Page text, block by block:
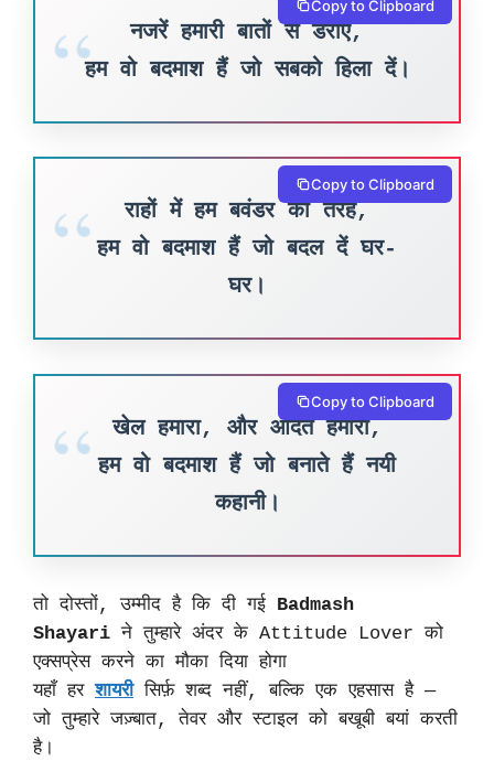
नजरें हमारी बातों से डराएं,
हम वो बदमाश हैं जो सबको हिला दें।
Copy to Clipboard
राहों में हम बवंडर की तरह,
हम वो बदमाश हैं जो बदल दें घर-
घर।
Copy to Clipboard
खेल हमारा, और आदत हमारी,
हम वो बदमाश हैं जो बनाते हैं नयी
कहानी।
Copy to Clipboard
तो दोस्तों, उम्मीद है कि दी गई Badmash
Shayari ने तुम्हारे अंदर के Attitude Lover को
एक्सप्रेस करने का मौका दिया होगा
यहाँ हरशायरीसिर्फ़ शब्द नहीं, बल्कि एक एहसास है —
जो तुम्हारे जज़्बात, तेवर और स्टाइल को बखूबी बयां करती
है।